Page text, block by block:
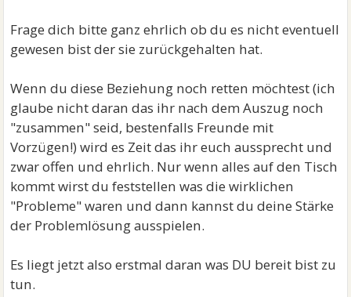
Frage dich bitte ganz ehrlich ob du es nicht eventuell
gewesen bist der sie zurückgehalten hat.
Wenn du diese Beziehung noch retten möchtest (ich
glaube nicht daran das ihr nach dem Auszug noch
"zusammen" seid, bestenfalls Freunde mit
Vorzügen!) wird es Zeit das ihr euch aussprecht und
zwar offen und ehrlich. Nur wenn alles auf den Tisch
kommt wirst du feststellen was die wirklichen
"Probleme" waren und dann kannst du deine Stärke
der Problemlösung ausspielen.
Es liegt jetzt also erstmal daran was DU bereit bist zu
tun.